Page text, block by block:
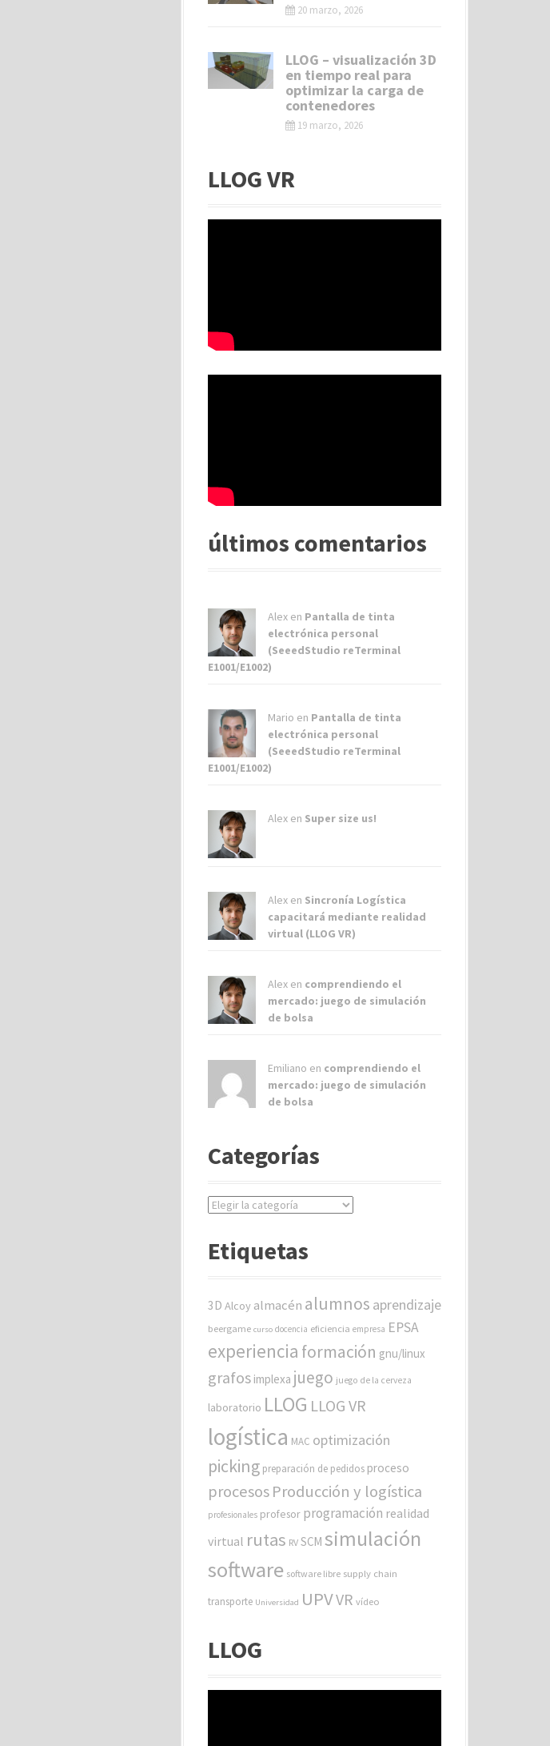
20 marzo, 2026
LLOG – visualización 3D
en tiempo real para
optimizar la carga de
contenedores
19 marzo, 2026
LLOG VR
últimos comentarios
Alex en Pantalla de tinta
electrónica personal
(SeeedStudio reTerminal
E1001/E1002)
Mario en Pantalla de tinta
electrónica personal
(SeeedStudio reTerminal
E1001/E1002)
Alex en Super size us!
Alex en Sincronía Logística
capacitará mediante realidad
virtual (LLOG VR)
Alex en comprendiendo el
mercado: juego de simulación
de bolsa
Emiliano en comprendiendo el
mercado: juego de simulación
de bolsa
Categorías
C
e
r
s
Etiquetas
3D Alcoy almacén alumnos aprendizaje
beergame curso docencia eficiencia empresa EPSA
experiencia formación gnu/linux
grafos implexa juego juego de la cerveza
laboratorio LLOG LLOG VR
logística MAC optimización
picking preparación de pedidos proceso
procesosProducción y logística
profesionales profesor programación realidad
virtual rutas RV SCM simulación
software software libre supply chain
transporte Universidad UPVVR vídeo
LLOG